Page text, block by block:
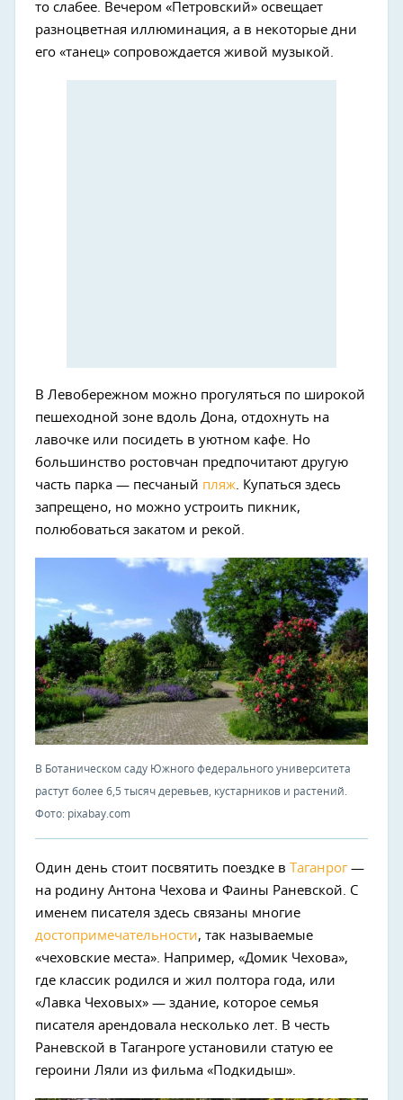
то слабее. Вечером «Петровский» освещает
разноцветная иллюминация, а в некоторые дни
его «танец» сопровождается живой музыкой.
В Левобережном можно прогуляться по широкой
пешеходной зоне вдоль Дона, отдохнуть на
лавочке или посидеть в уютном кафе. Но
большинство ростовчан предпочитают другую
часть парка — песчаный пляж. Купаться здесь
запрещено, но можно устроить пикник,
полюбоваться закатом и рекой.
В Ботаническом саду Южного федерального университета
растут более 6,5 тысяч деревьев, кустарников и растений.
Фото: pixabay.com
Один день стоит посвятить поездке в Таганрог—
на родину Антона Чехова и Фаины Раневской. С
именем писателя здесь связаны многие
достопримечательности, так называемые
«чеховские места». Например, «Домик Чехова»,
где классик родился и жил полтора года, или
«Лавка Чеховых» — здание, которое семья
писателя арендовала несколько лет. В честь
Раневской в Таганроге установили статую ее
героини Ляли из фильма «Подкидыш».